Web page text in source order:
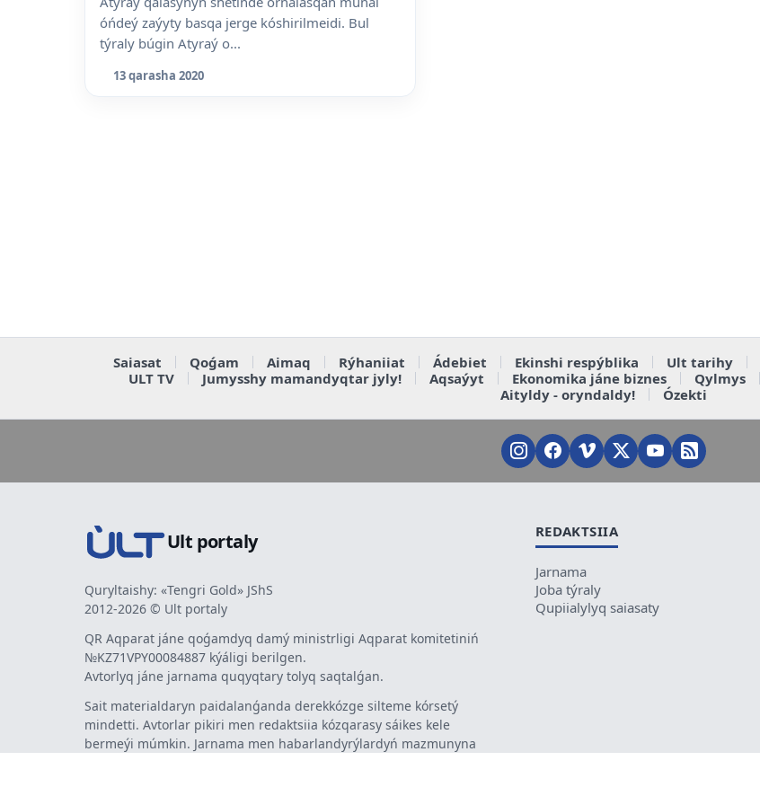
óńdeý zaýyty basqa jerge kóshirilmeidi. Bul
týraly búgin Atyraý o...
13 qarasha 2020
Saiasat Qoǵam Aimaq Rýhaniiat Ádebiet Ekinshi respýblika Ult tarihy
ULT TV
Jumysshy mamandyqtar jyly! Aqsaýyt Ekonomika jáne biznes Qylmys
Aityldy - oryndaldy!
Ózekti
Ult portaly
Quryltaishy: «Tengri Gold» JShS
2012-2026 © Ult portaly
QR Aqparat jáne qoǵamdyq damý ministrligi Aqparat komitetiniń
№KZ71VPY00084887 kýáligi berilgen.
Avtorlyq jáne jarnama quqyqtary tolyq saqtalǵan.
Sait materialdaryn paidalanǵanda derekkózge silteme kórsetý
mindetti. Avtorlar pikiri men redaktsiia kózqarasy sáikes kele
bermeýi múmkin. Jarnama men habarlandyrýlardyń mazmunyna
REDAKTSIIA
Jarnama
Joba týraly
Qupiialylyq saiasaty